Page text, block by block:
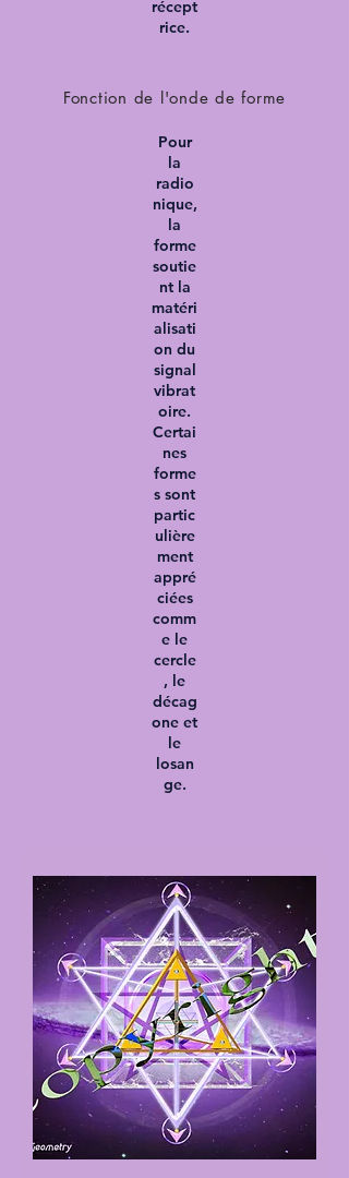
récept
rice.
Fonction de l'onde de forme
Pour
la
radio
nique,
la
forme
soutie
nt la
matéri
alisati
on du
signal
vibrat
oire.
Certai
nes
forme
s sont
partic
ulière
ment
appré
ciées
comm
e le
cercle
, le
décag
one et
le
losan
ge.